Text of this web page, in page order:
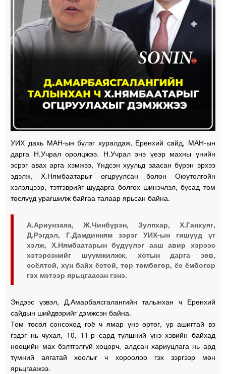
УИХ дахь МАН-ын бүлэг хуралдаж, Ерөнхий сайд, МАН-ын
дарга Н.Учрал оролцжээ. Н.Учрал энэ үеэр махны үнийн
эсрэг авах арга хэмжээ, Үндсэн хуульд заасан бүрэн эрхээ
эдэлж, Х.Нямбаатарыг огцруулсан болон Оюутолгойн
хэлэлцээр, тэтгэврийг шударга болгох шинэчлэл, бусад том
төслүүд урагшилж байгаа талаар ярьсан байна.
А.Ариунзаяа, Ж.Чинбүрэн, Зулпхар, Х.Ганхуяг,
Д.Рэгдэл, Г.Дамдинням зэрэг УИХ-ын гишүүд үг
хэлж, Х.Нямбаатарын бүдүүлэг ааш авир хэрээс
хэтэрсэнийг шүүмжилжж, хотын дарга зөв,
соёлтой, хүн байх ёстой, төр төмбөгөр, ёс ёмбогор
гэх мэтээр ярьцгаасан гэнэ.
Эндээс үзвэл, Д.Амарбаясгалангийн талынхан ч Ерөнхий
сайдын шийдвэрийг дэмжсэн байна.
Том төсөл сонсоход гоё ч ямар үнэ өртөг, үр ашигтай вэ
гэдэг нь чухал, 10, 11-р сард түлшний үнэ хэвийн байхад
нөөцийн мах бэлтгэлгүй хоцорч, алдсан хариуцлага нь ард
түмний аягатай хоолыг ч хороолоо гэх зэргээр мөн
ярьцгаажээ.